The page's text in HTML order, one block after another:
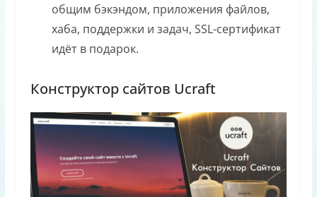
общим бэкэндом, приложения файлов,
хаба, поддержки и задач, SSL-сертификат
идёт в подарок.
Конструктор сайтов Ucraft